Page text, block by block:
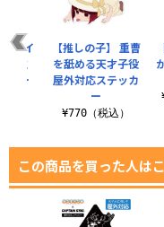
アイ
遠推
カー
【推しの子】 重曹
を舐める天才子役
屋外対応ステッカ
ー
¥770（税込）
この商品を買った人は